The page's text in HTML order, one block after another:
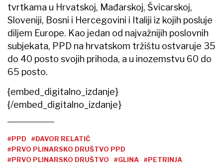
tvrtkama u Hrvatskoj, Mađarskoj, Švicarskoj,
Sloveniji, Bosni i Hercegovini i Italiji iz kojih posluje
diljem Europe. Kao jedan od najvažnijih poslovnih
subjekata, PPD na hrvatskom tržištu ostvaruje 35
do 40 posto svojih prihoda, a u inozemstvu 60 do
65 posto.
{embed_digitalno_izdanje}
{/embed_digitalno_izdanje}
#PPD
#DAVOR RELATIĆ
#PRVO PLINARSKO DRUŠTVO PPD
#PRVO PLINARSKO DRUŠTVO
#GLINA
#PETRINJA